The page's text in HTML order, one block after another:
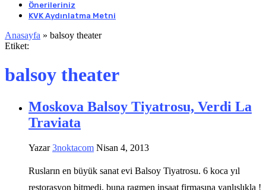
Önerileriniz
KVK Aydınlatma Metni
Anasayfa » balsoy theater
Etiket:
balsoy theater
Moskova Balsoy Tiyatrosu, Verdi La
Traviata
Yazar3noktacom Nisan 4, 2013
Rusların en büyük sanat evi Balsoy Tiyatrosu. 6 koca yıl
restorasyon bitmedi, buna ragmen inşaat firmasına yanlışlıkla !